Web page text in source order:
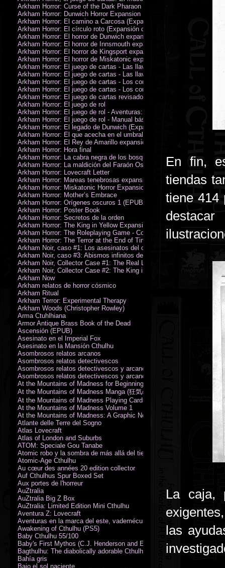
En fin,
tiendas
tiene 414
La caja,
las
Arkham Horror: Curse of the Dark Pharaon Expansion
Arkham Horror: Dunwich Horror Expansion
Arkham Horror: El camino a Carcosa (Expansión de investigadores)
Arkham Horror: El círculo roto (Expansión de investigadores)
Arkham Horror: El horror de Dunwich expansión
Arkham Horror: El horror de Innsmouth expansión
Arkham Horror: El horror de Kingsport expansión
Arkham Horror: El horror de Miskatonic expansión
Arkham Horror: El juego de cartas - Las llaves escarlata - Campaña
Arkham Horror: El juego de cartas - Las llaves escarlata -
Arkham Horror: El juego de cartas - Los confines de la tierra -
Arkham Horror: El juego de cartas - Los confines de la tierra -
Arkham Horror: El juego de cartas revisado
Arkham Horror: El juego de rol
Arkham Horror: El juego de rol - Aventuras: Misterios de Arkham
Arkham Horror: El juego de rol - Manual básico
Arkham Horror: El legado de Dunwich (Expansión de investigadores)
Arkham Horror: El que acecha en el umbral expansión
Arkham Horror: El Rey de Amarillo expansión
Arkham Horror: Hora final
Arkham Horror: La cabra negra de los bosques expansión
Arkham Horror: La maldición del Faraón Oscuro expansión (revisada)
Arkham Horror: Lovecraft Letter
Arkham Horror: Mareas tenebrosas expansión
Arkham Horror: Miskatonic Horror Expansion
Arkham Horror: Mother’s Embrace
Arkham Horror: Orígenes oscuros 1 (EPUB)
Arkham Horror: Poster Book
Arkham Horror: Secretos de la orden
Arkham Horror: The King in Yellow Expansion
Arkham Horror: The Roleplaying Game - Core Rulebook (PDF)
Arkham Horror: The Terror at the End of Time
Arkham Noir, caso #1: Los asesinatos del culto de la bruja
Arkham Noir, caso #3: Abismos infinitos de oscuridad
Arkham Noir, Collector Case #1: The Real Leeds
Arkham Noir, Collector Case #2: The King in Yellow
Arkham Now
Arkham relatos de horror cósmico
Arkham Ritual
Arkham Terror: Experimental Therapy
Arkham Woods (Christopher Rowley)
Arma Ctuhlhiana
Armor Antique Brass Book of the Dead
Ascensión (EPUB)
Asesinato en el Imperial Fox
Asesinato en la Mansión Cthulhu
Asombrosos relatos arcanos
Asombrosos relatos detectivescos
Asombrosos relatos detectivescos y arcanos
Asombrosos relatos detectivescos y arcanos
At the Mountains of Madness for Beginning Readers
At the Mountains of Madness Manga (狂気の山脈)
At the Mountains of Madness Playing Cards
At the Mountains of Madness Volume 1
At the Mountains of Madness: A Graphic Novel
Atlante delle Terre del Sogno
Atlas Lovecraft
Atlas of London and Suburbs
ATOM: Speciale Gou Tanabe
Atomic robo y la sombra de más allá del tiempo
Atomic-Age Cthulhu
Au cœur des années 20 edition collector
Auf Cthulhus Spur Boxed Set
Aux portes de l'horreur
AuZtralia
AuZtralia Big Z Box
AuZtralia: Limited Edition Mini Cthulhu
Aventura Z: Lovecraft
Aventuras en la marca del este, vademécum de campaña
Awakening of Cthulhu (PS5)
Baby Cthulhu 55/100
Baby's First Mythos (C.J. Henderson and Erica Henderson)
Bagthulhu: The diabolically adorable Cthulhu plushie dicebag
Bahía gris
Bajo el sol naciente